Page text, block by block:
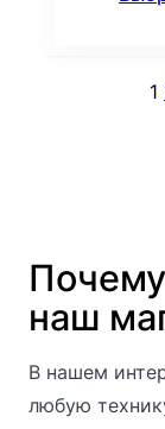
1
наш
В нашем
любую